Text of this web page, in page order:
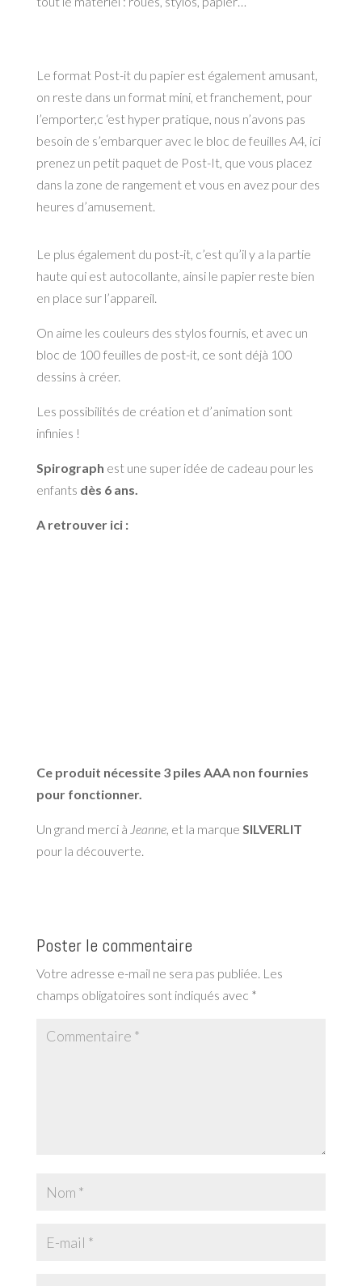
Le format Post-it du papier est également amusant,
on reste dans un format mini, et franchement, pour
l’emporter,c ‘est hyper pratique, nous n’avons pas
besoin de s’embarquer avec le bloc de feuilles A4, ici
prenez un petit paquet de Post-It, que vous placez
dans la zone de rangement et vous en avez pour des
heures d’amusement.
Le plus également du post-it, c’est qu’il y a la partie
haute qui est autocollante, ainsi le papier reste bien
en place sur l’appareil.
On aime les couleurs des stylos fournis, et avec un
bloc de 100 feuilles de post-it, ce sont déjà 100
dessins à créer.
Les possibilités de création et d’animation sont
infinies !
Spirograph est une super idée de cadeau pour les
enfants dès 6 ans.
A retrouver ici :
Ce produit nécessite 3 piles AAA non fournies
pour fonctionner.
Un grand merci à Jeanne, et la marque SILVERLIT
pour la découverte.
Poster le commentaire
Votre adresse e-mail ne sera pas publiée. Les
champs obligatoires sont indiqués avec *